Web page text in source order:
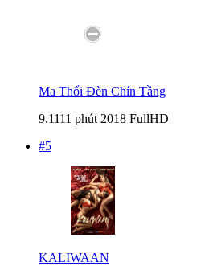
Ma Thổi Đèn Chín Tầng
9.1111 phút 2018 FullHD
#5
KALIWAAN